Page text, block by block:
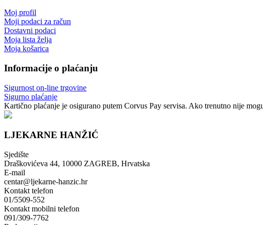
Moj profil
Moji podaci za račun
Dostavni podaci
Moja lista želja
Moja košarica
Informacije o plaćanju
Sigurnost on-line trgovine
Sigurno plaćanje
Kartično plaćanje je osigurano putem Corvus Pay servisa. Ako trenutno nije
LJEKARNE HANŽIĆ
Sjedište
Draškovićeva 44, 10000 ZAGREB, Hrvatska
E-mail
centar@ljekarne-hanzic.hr
Kontakt telefon
01/5509-552
Kontakt mobilni telefon
091/309-7762